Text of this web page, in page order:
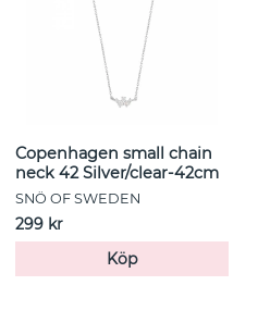
Copenhagen small chain
neck 42 Silver/clear-42cm
SNÖ OF SWEDEN
299 kr
Köp